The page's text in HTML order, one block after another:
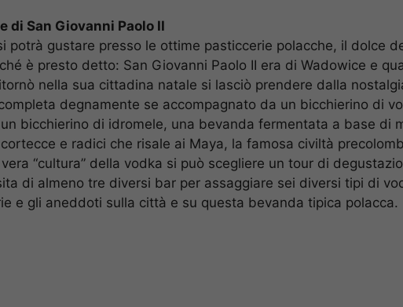
di San Giovanni Paolo II
potrà gustare presso le ottime pasticcerie polacche, il dolce
è presto detto: San Giovanni Paolo II era di Wadowice e
nella sua cittadina natale si lasciò prendere dalla
degnamente se accompagnato da un bicchierino di
bicchierino di idromele, una bevanda fermentata a base di
e radici che risale ai Maya, la famosa civiltà
“cultura” della vodka si può scegliere un tour di
di almeno tre diversi bar per assaggiare sei diversi tipi di
e gli aneddoti sulla città e su questa bevanda tipica polacca.